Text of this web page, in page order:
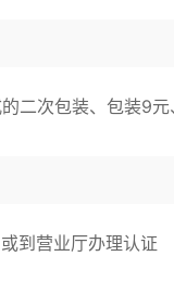
二次包装、包装9
到营业厅办理认证